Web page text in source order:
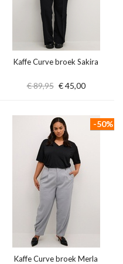
Kaffe Curve broek Sakira
€ 89,95 € 45,00
Kaffe Curve broek Merla
-50%